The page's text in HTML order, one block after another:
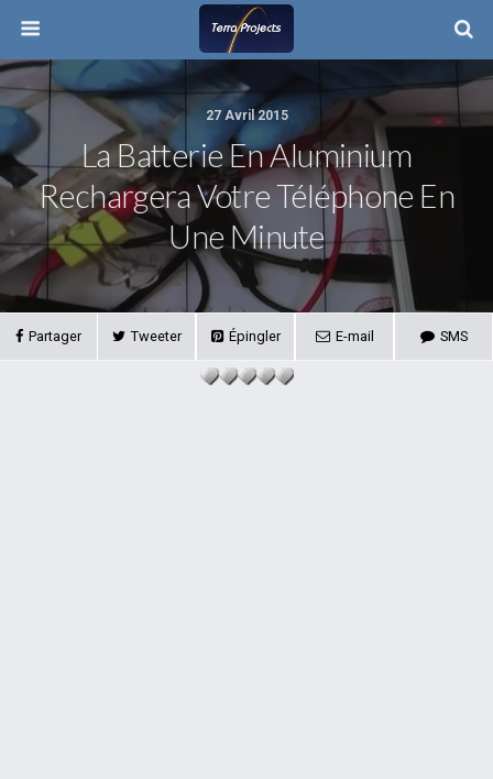
27 Avril 2015
La Batterie En Aluminium
Rechargera Votre Téléphone En
Une Minute
Partager Tweeter Épingler E-mail SMS